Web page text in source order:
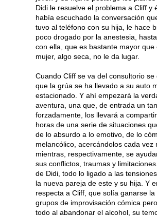
Didi le resuelve el problema a Cliff y
había escuchado la conversación
tuvo al teléfono con su hija, le hace
poco drogado por la anestesia,
con ella, que es bastante mayor que
mujer, algo seca, no le da lugar.
Cuando Cliff se va del consultorio se
que la grúa se ha llevado a su auto
estacionado. Y ahí empezará la
aventura, una que, de entrada un
forzadamente, los llevará a
horas de una serie de situaciones
de lo absurdo a lo emotivo, de lo
melancólico, acercándolos cada vez
mientras, respectivamente, se
sus conflictos, traumas y
de Didi, todo lo ligado a las
la nueva pareja de este y su hija. Y
respecta a Cliff, que solía ganarse la
grupos de improvisación cómica
todo al abandonar el alcohol, su